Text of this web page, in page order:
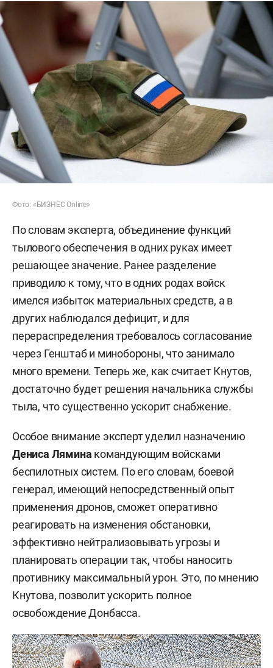
Фото: «БИЗНЕС Online»
По словам эксперта, объединение функций
тылового обеспечения в одних руках имеет
решающее значение. Ранее разделение
приводило к тому, что в одних родах войск
имелся избыток материальных средств, а в
других наблюдался дефицит, и для
перераспределения требовалось согласование
через Генштаб и минобороны, что занимало
много времени. Теперь же, как считает Кнутов,
достаточно будет решения начальника службы
тыла, что существенно ускорит снабжение.
Особое внимание эксперт уделил назначению
Дениса Лямина командующим войсками
беспилотных систем. По его словам, боевой
генерал, имеющий непосредственный опыт
применения дронов, сможет оперативно
реагировать на изменения обстановки,
эффективно нейтрализовывать угрозы и
планировать операции так, чтобы наносить
противнику максимальный урон. Это, по мнению
Кнутова, позволит ускорить полное
освобождение Донбасса.